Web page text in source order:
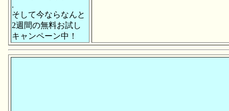
.
そして今ならなんと
2週間の無料お試し
キャンペーン中！